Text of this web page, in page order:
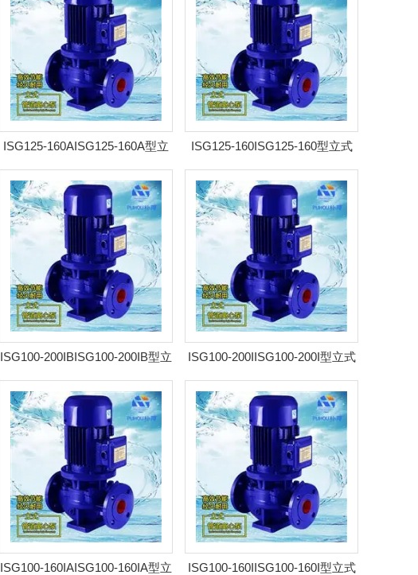
ISG125-160AISG125-160A型立
式离心泵 耐腐管道泵
ISG125-160ISG125-160型立式
离心泵 耐腐管道泵
ISG100-200IBISG100-200IB型立
式离心泵 耐腐管道泵
ISG100-200IISG100-200I型立式
离心泵 耐腐管道泵
ISG100-160IAISG100-160IA型立
ISG100-160IISG100-160I型立式